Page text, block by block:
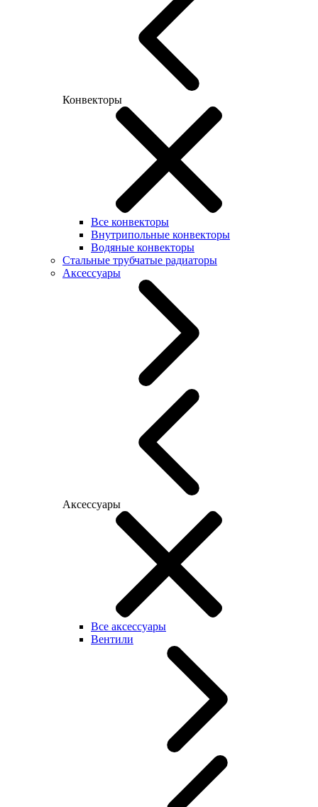
Конвекторы
Все конвекторы
Внутрипольные конвекторы
Водяные конвекторы
Стальные трубчатые радиаторы
Аксессуары
Аксессуары
Все аксессуары
Вентили